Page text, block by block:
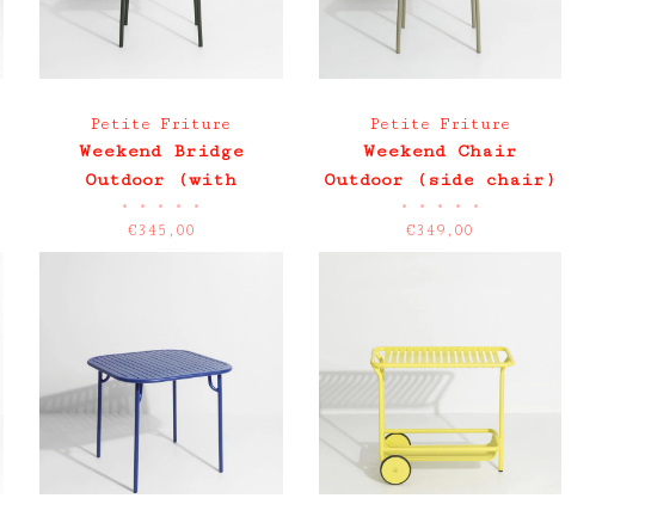
Petite Friture
Weekend Bridge
Outdoor (with
armrests)
• • • • •
€345,00
Petite Friture
Weekend Chair
Outdoor (side chair)
- no armrest
• • • • •
€349,00